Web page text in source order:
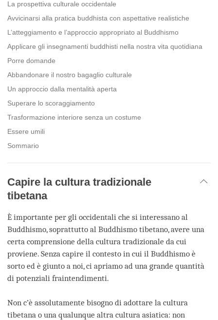
La prospettiva culturale occidentale
Avvicinarsi alla pratica buddhista con aspettative realistiche
L’atteggiamento e l’approccio appropriato al Buddhismo
Applicare gli insegnamenti buddhisti nella nostra vita quotidiana
Porre domande
Abbandonare il nostro bagaglio culturale
Un approccio dalla mentalità aperta
Superare lo scoraggiamento
Trasformazione interiore senza un costume
Essere umili
Sommario
Capire la cultura tradizionale
tibetana
È importante per gli occidentali che si interessano al
Buddhismo, soprattutto al Buddhismo tibetano, avere una
certa comprensione della cultura tradizionale da cui
proviene. Senza capire il contesto in cui il Buddhismo è
sorto ed è giunto a noi, ci apriamo ad una grande quantità
di potenziali fraintendimenti.
Non c’è assolutamente bisogno di adottare la cultura
tibetana o una qualunque altra cultura asiatica: non